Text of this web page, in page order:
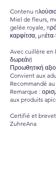
Contenu
Miel de fleurs,
gelée royale,
καρφίτσα,
Avec cuillère en
δωρεάν)
Προωθητική
Convient aux
Recommandé
Remarque :
aux produits
Certifié et
ZuhreAna